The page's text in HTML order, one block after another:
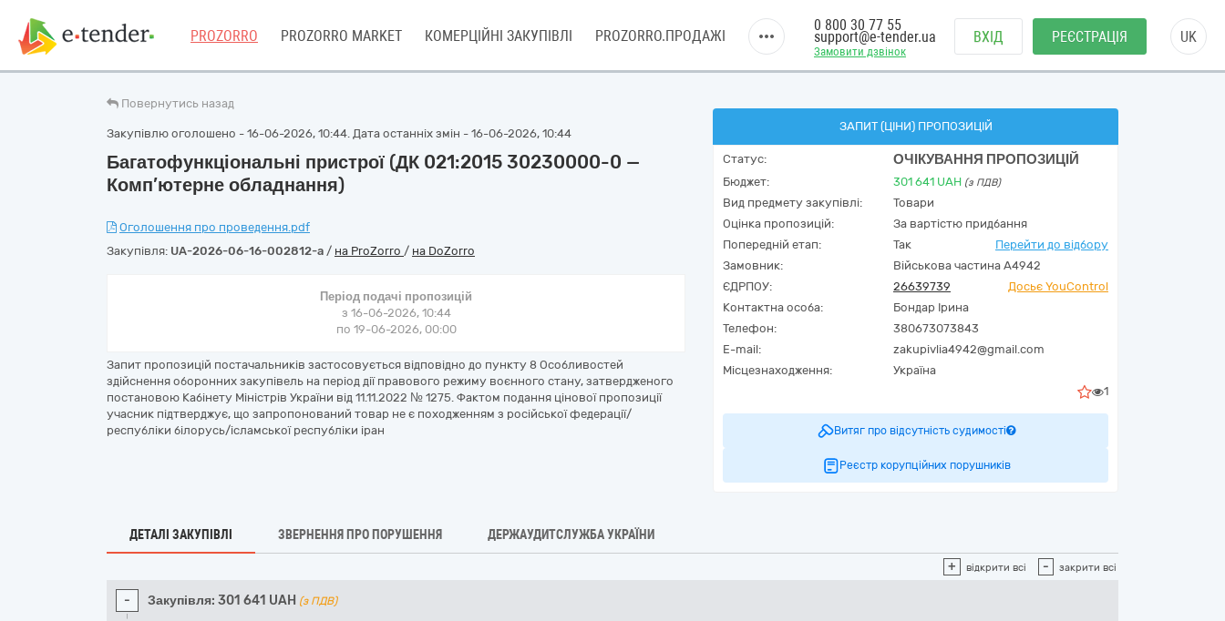
PROZORRO PROZORRO MARKET КОМЕРЦІЙНІ ЗАКУПІВЛІ PROZORRO.ПРОДАЖІ
Замовити дзвінок
0 800 30 77 55
support@e-tender.ua ВХІД РЕЄСТРАЦІЯ UK
Повернутись назад
Закупівлю оголошено - 16-06-2026, 10:44. Дата останніх змін - 16-06-2026, 10:44
Багатофункціональні пристрої (ДК 021:2015 30230000-0 —
Комп’ютерне обладнання)
Оголошення про проведення.pdf
Закупівля: UA-2026-06-16-002812-a / на ProZorro / на DoZorro
Період подачі пропозицій
з 16-06-2026, 10:44
по 19-06-2026, 00:00
Запит пропозицій постачальників застосовується відповідно до пункту 8 Особливостей
здійснення оборонних закупівель на період дії правового режиму воєнного стану, затвердженого
постановою Кабінету Міністрів України від 11.11.2022 № 1275. Фактом подання цінової пропозиції
учасник підтверджує, що запропонований товар не є походженням з російської федерації/
республіки білорусь/ісламської республіки іран
ЗАПИТ (ЦІНИ) ПРОПОЗИЦІЙ
Статус: ОЧІКУВАННЯ ПРОПОЗИЦІЙ
Бюджет: 301 641 UAH (з ПДВ)
Вид предмету закупівлі:
Товари
Оцінка пропозицій:
За вартістю придбання
Попередній етап:
Так
Перейти до відбору
Замовник:
Військова частина А4942
ЄДРПОУ:
26639739
Досьє YouControl
Контактна особа:
Бондар Ірина
Телефон:
380673073843
E-mail:
zakupivlia4942@gmail.com
Місцезнаходження:
Україна
1
Витяг про відсутність судимості
Реєстр корупційних порушників
ДЕТАЛІ ЗАКУПІВЛІ ЗВЕРНЕННЯ ПРО ПОРУШЕННЯ ДЕРЖАУДИТСЛУЖБА УКРАЇНИ
+ відкрити всі - закрити всі
- Закупівля: 301 641 UAH (з ПДВ)